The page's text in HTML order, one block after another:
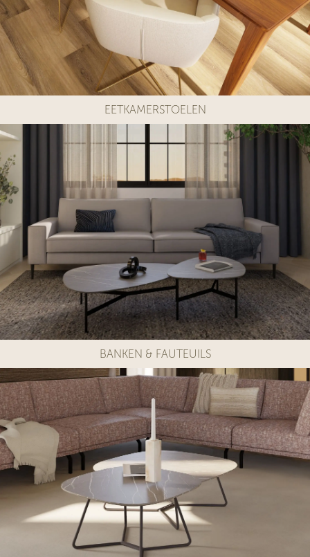
BANKEN & FAUTEUILS
EETKAMERSTOELEN